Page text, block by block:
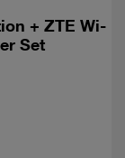
+ ZTE Wi-
Set